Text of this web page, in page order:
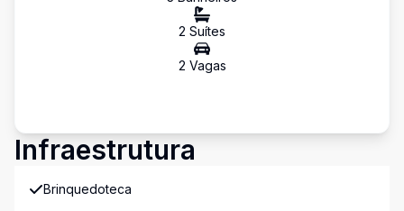
2 Suítes
2 Vagas
Infraestrutura
Brinquedoteca